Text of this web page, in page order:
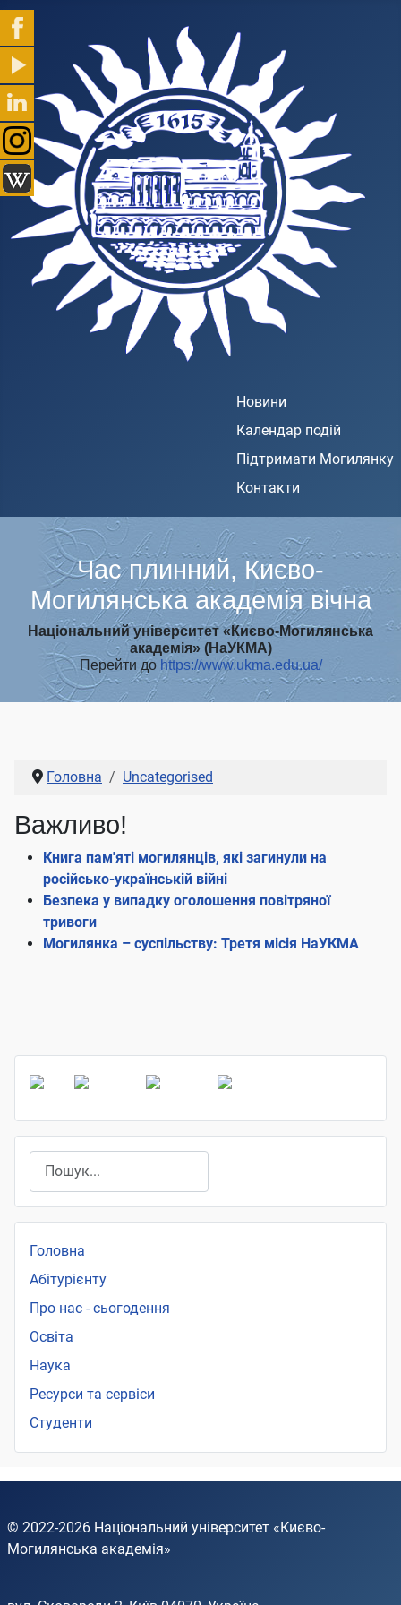
Новини
Календар подій
Підтримати Могилянку
Контакти
Час плинний, Києво-
Могилянська академія вічна
Національний університет «Києво-Могилянська
академія» (НаУКМА)
Перейти до https://www.ukma.edu.ua/
Головна Uncategorised
Важливо!
Книга пам'яті могилянців, які загинули на
російсько-українській війні
Безпека у випадку оголошення повітряної
тривоги
Могилянка – суспільству: Третя місія НаУКМА
Головна
Абітурієнту
Про нас - сьогодення
Освіта
Наука
Ресурси та сервіси
Студенти
© 2022-2026 Національний університет «Києво-
Могилянська академія»